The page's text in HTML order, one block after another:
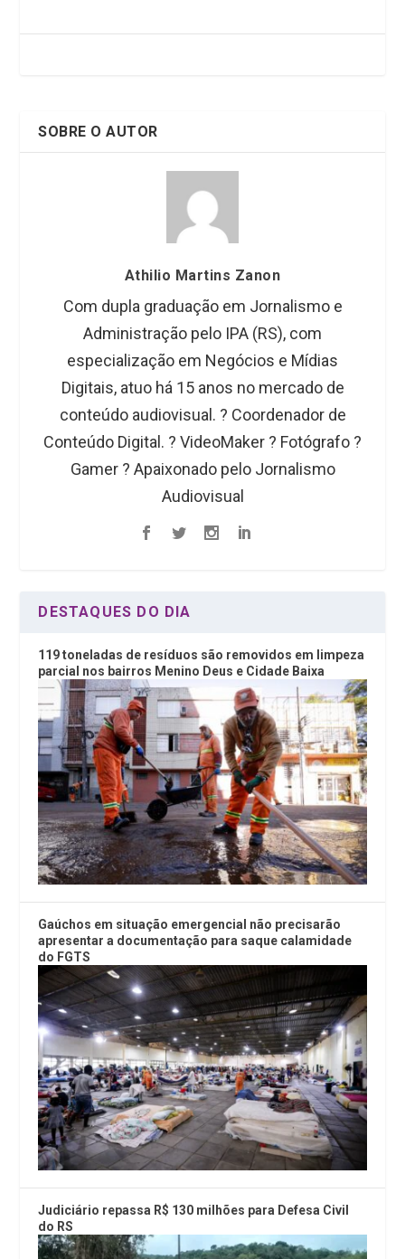
o
n
A
SOBRE O AUTOR
Athilio Martins Zanon
Com dupla graduação em Jornalismo e
Administração pelo IPA (RS), com
especialização em Negócios e Mídias
Digitais, atuo há 15 anos no mercado de
conteúdo audiovisual. ?️ Coordenador de
Conteúdo Digital. ? VideoMaker ? Fotógrafo ?
Gamer ? Apaixonado pelo Jornalismo
Audiovisual
DESTAQUES DO DIA
119 toneladas de resíduos são removidos em limpeza
parcial nos bairros Menino Deus e Cidade Baixa
Gaúchos em situação emergencial não precisarão
apresentar a documentação para saque calamidade
do FGTS
Judiciário repassa R$ 130 milhões para Defesa Civil
do RS